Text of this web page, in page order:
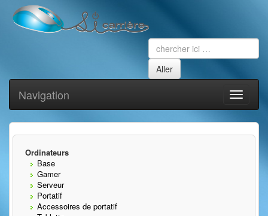
Toggle
Navigation
Ordinateurs
Base
Gamer
Serveur
Portatif
Accessoires de portatif